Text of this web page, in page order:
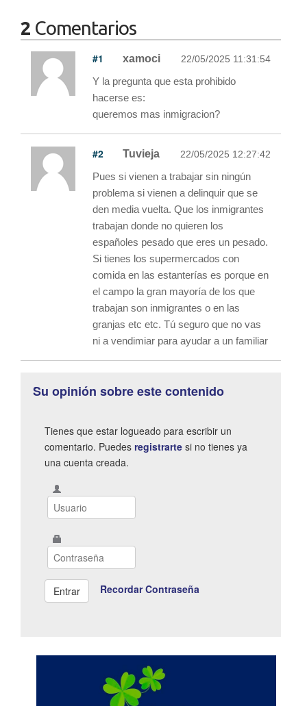
2 Comentarios
#1 xamoci 22/05/2025 11:31:54
Y la pregunta que esta prohibido
hacerse es:
queremos mas inmigracion?
#2 Tuvieja 22/05/2025 12:27:42
Pues si vienen a trabajar sin ningún
problema si vienen a delinquir que se
den media vuelta. Que los inmigrantes
trabajan donde no quieren los
españoles pesado que eres un pesado.
Si tienes los supermercados con
comida en las estanterías es porque en
el campo la gran mayoría de los que
trabajan son inmigrantes o en las
granjas etc etc. Tú seguro que no vas
ni a vendimiar para ayudar a un familiar
Su opinión sobre este contenido
Tienes que estar logueado para escribir un
comentario. Puedes registrarte si no tienes ya
una cuenta creada.
Recordar Contraseña